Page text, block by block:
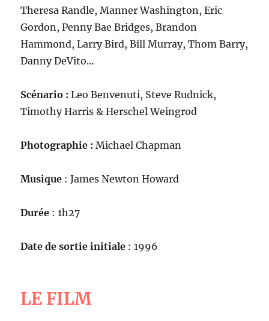
Theresa Randle, Manner Washington, Eric
Gordon, Penny Bae Bridges, Brandon
Hammond, Larry Bird, Bill Murray, Thom Barry,
Danny DeVito…
Scénario :Leo Benvenuti, Steve Rudnick,
Timothy Harris & Herschel Weingrod
Photographie : Michael Chapman
Musique : James Newton Howard
Durée : 1h27
Date de sortie initiale : 1996
LE FILM